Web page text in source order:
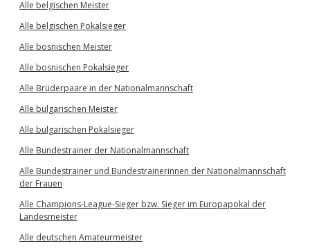
Alle belgischen Meister
Alle belgischen Pokalsieger
Alle bosnischen Meister
Alle bosnischen Pokalsieger
Alle Brüderpaare in der Nationalmannschaft
Alle bulgarischen Meister
Alle bulgarischen Pokalsieger
Alle Bundestrainer der Nationalmannschaft
Alle Bundestrainer und Bundestrainerinnen der Nationalmannschaft
der Frauen
Alle Champions-League-Sieger bzw. Sieger im Europapokal der
Landesmeister
Alle deutschen Amateurmeister